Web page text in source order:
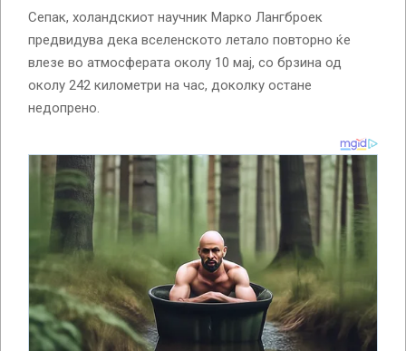
Сепак, холандскиот научник Марко Лангброек
предвидува дека вселенското летало повторно ќе
влезе во атмосферата околу 10 мај, со брзина од
околу 242 километри на час, доколку остане
недопрено.